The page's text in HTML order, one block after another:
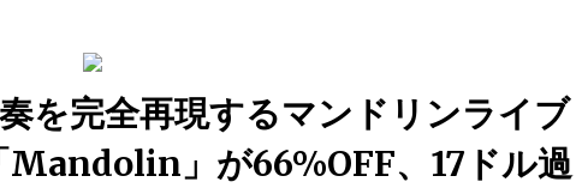
を完全再現するマンドリンライブ
Mandolin」が66%OFF、17ドル過